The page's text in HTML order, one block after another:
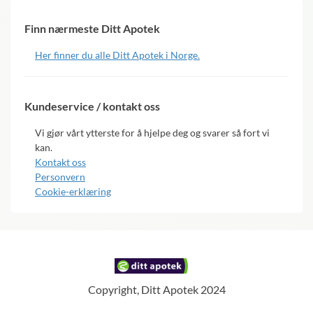
Finn nærmeste Ditt Apotek
Her finner du alle Ditt Apotek i Norge.
Kundeservice / kontakt oss
Vi gjør vårt ytterste for å hjelpe deg og svarer så fort vi
kan.
Kontakt oss
Personvern
Cookie-erklæring
Copyright, Ditt Apotek 2024